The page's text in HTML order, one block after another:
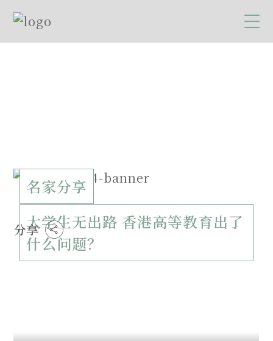
名家分享
大学生无出路 香港高等教育出了
什么问题？
分享